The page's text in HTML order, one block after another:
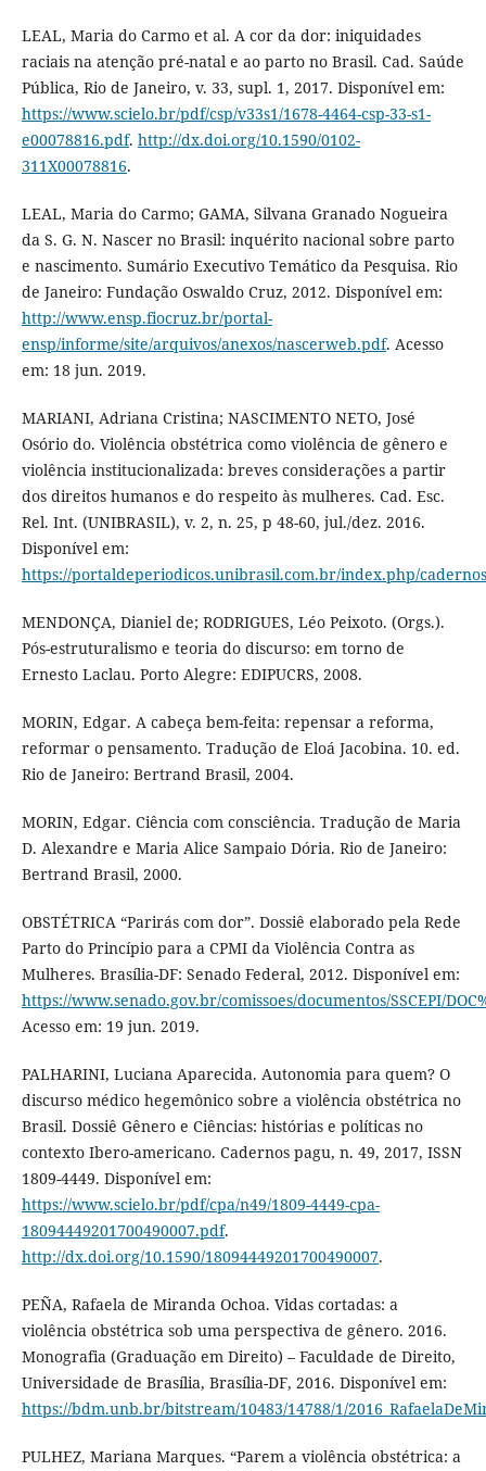
LEAL, Maria do Carmo et al. A cor da dor: iniquidades
raciais na atenção pré-natal e ao parto no Brasil. Cad. Saúde
Pública, Rio de Janeiro, v. 33, supl. 1, 2017. Disponível em:
https://www.scielo.br/pdf/csp/v33s1/1678-4464-csp-33-s1-
e00078816.pdf. http://dx.doi.org/10.1590/0102-
311X00078816.
LEAL, Maria do Carmo; GAMA, Silvana Granado Nogueira
da S. G. N. Nascer no Brasil: inquérito nacional sobre parto
e nascimento. Sumário Executivo Temático da Pesquisa. Rio
de Janeiro: Fundação Oswaldo Cruz, 2012. Disponível em:
http://www.ensp.fiocruz.br/portal-
ensp/informe/site/arquivos/anexos/nascerweb.pdf. Acesso
em: 18 jun. 2019.
MARIANI, Adriana Cristina; NASCIMENTO NETO, José
Osório do. Violência obstétrica como violência de gênero e
violência institucionalizada: breves considerações a partir
dos direitos humanos e do respeito às mulheres. Cad. Esc.
Rel. Int. (UNIBRASIL), v. 2, n. 25, p 48-60, jul./dez. 2016.
Disponível em:
https://portaldeperiodicos.unibrasil.com.br/index.php/
MENDONÇA, Dianiel de; RODRIGUES, Léo Peixoto. (Orgs.).
Pós-estruturalismo e teoria do discurso: em torno de
Ernesto Laclau. Porto Alegre: EDIPUCRS, 2008.
MORIN, Edgar. A cabeça bem-feita: repensar a reforma,
reformar o pensamento. Tradução de Eloá Jacobina. 10. ed.
Rio de Janeiro: Bertrand Brasil, 2004.
MORIN, Edgar. Ciência com consciência. Tradução de Maria
D. Alexandre e Maria Alice Sampaio Dória. Rio de Janeiro:
Bertrand Brasil, 2000.
OBSTÉTRICA “Parirás com dor”. Dossiê elaborado pela Rede
Parto do Princípio para a CPMI da Violência Contra as
Mulheres. Brasília-DF: Senado Federal, 2012. Disponível em:
https://www.senado.gov.br/comissoes/documentos/SSCEPI/
Acesso em: 19 jun. 2019.
PALHARINI, Luciana Aparecida. Autonomia para quem? O
discurso médico hegemônico sobre a violência obstétrica no
Brasil. Dossiê Gênero e Ciências: histórias e políticas no
contexto Ibero-americano. Cadernos pagu, n. 49, 2017, ISSN
1809-4449. Disponível em:
https://www.scielo.br/pdf/cpa/n49/1809-4449-cpa-
18094449201700490007.pdf.
http://dx.doi.org/10.1590/18094449201700490007.
PEÑA, Rafaela de Miranda Ochoa. Vidas cortadas: a
violência obstétrica sob uma perspectiva de gênero. 2016.
Monografia (Graduação em Direito) – Faculdade de Direito,
Universidade de Brasília, Brasília-DF, 2016. Disponível em:
https://bdm.unb.br/bitstream/10483/14788/1/
PULHEZ, Mariana Marques. “Parem a violência obstétrica: a